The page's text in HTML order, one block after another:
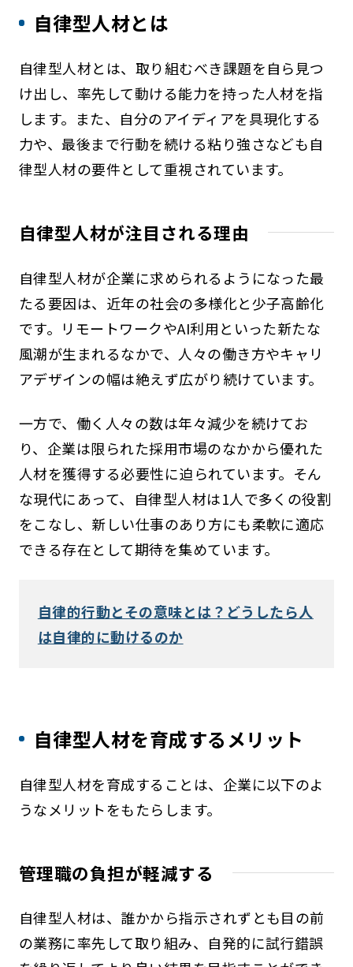
自律型人材とは
自律型人材とは、取り組むべき課題を自ら見つ
け出し、率先して動ける能力を持った人材を指
します。また、自分のアイディアを具現化する
力や、最後まで行動を続ける粘り強さなども自
律型人材の要件として重視されています。
自律型人材が注目される理由
自律型人材が企業に求められるようになった最
たる要因は、近年の社会の多様化と少子高齢化
です。リモートワークやAI利用といった新たな
風潮が生まれるなかで、人々の働き方やキャリ
アデザインの幅は絶えず広がり続けています。
一方で、働く人々の数は年々減少を続けてお
り、企業は限られた採用市場のなかから優れた
人材を獲得する必要性に迫られています。そん
な現代にあって、自律型人材は1人で多くの役割
をこなし、新しい仕事のあり方にも柔軟に適応
できる存在として期待を集めています。
自律的行動とその意味とは？どうしたら人
は自律的に動けるのか
自律型人材を育成するメリット
自律型人材を育成することは、企業に以下のよ
うなメリットをもたらします。
管理職の負担が軽減する
自律型人材は、誰かから指示されずとも目の前
の業務に率先して取り組み、自発的に試行錯誤